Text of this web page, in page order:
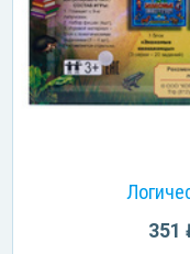
351